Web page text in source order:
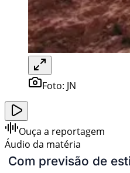
Foto: JN
Ouça a reportagem
Áudio da matéria
Com previsão de